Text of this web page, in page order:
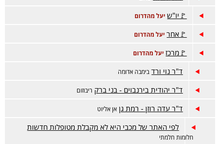
🚩יו"ש יעל מהדרום
🚩אחר יעל מהדרום
🚩מרכז יעל מהדרום
ד"ר נוי ורד בימבה אדומה
ד"ר יהודית בירנבוים - בני ברק ריבוזום
ד"ר עדה רוזן - רמת גן אן אליוט
לפי האתר של מכבי היא לא מקבלת מטופלות חדשות
חלומות חלמתי